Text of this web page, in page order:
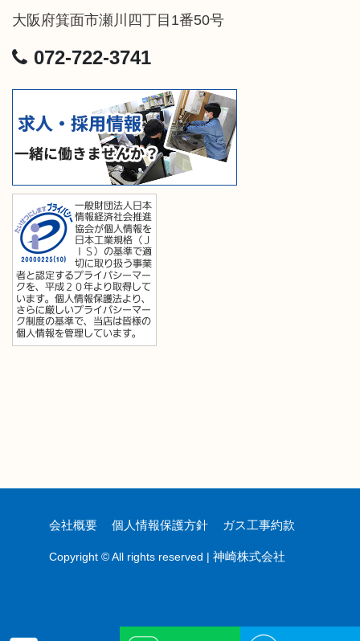
大阪府箕面市瀬川四丁目1番50号
072-722-3741
会社概要 個人情報保護方針 ガス工事約款
Copyright © All rights reserved | 神崎株式会社